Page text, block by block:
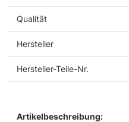
Qualität
Hersteller
Hersteller-Teile-Nr.
Artikelbeschreibung: